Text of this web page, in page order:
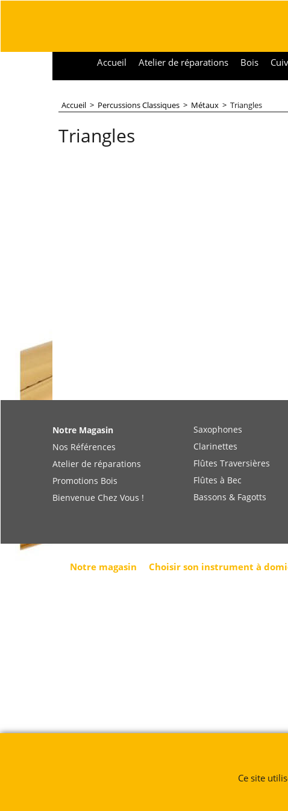
Accueil Atelier de réparations Bois
Accueil > Percussions Classiques > Métaux > Triangles
Triangles
Notre Magasin
Nos Références
Atelier de réparations
Promotions Bois
Bienvenue Chez Vous !
Saxophones
Clarinettes
Flûtes Traversières
Flûtes à Bec
Bassons & Fagotts
Notre magasin Choisir son instrument à
Ce site